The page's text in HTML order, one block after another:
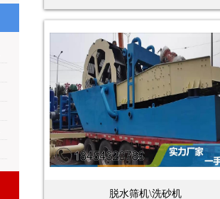
脱水筛机\洗砂机